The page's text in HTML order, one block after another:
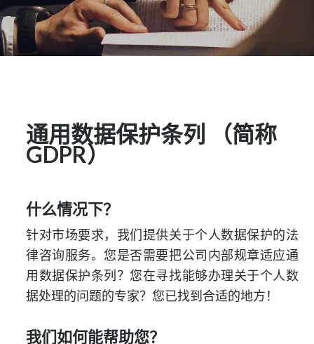
通用数据保护条列 （简称
GDPR）
什么情况下？
针对市场要求，我们提供关于个人数据保护的法
律咨询服务。您是否需要把公司内部规章适应通
用数据保护条列？您在寻找能够办理关于个人数
据处理的问题的专家？您已找到合适的地方！
我们如何能帮助您？